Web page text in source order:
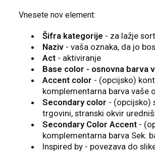
Vnesete nov element:
Šifra kategorije - za lažje
Naziv - vaša oznaka, da jo
Act - aktiviranje
Base color - osnovna barva
Accent color - (opcijsko)
komplementarna barva vaše
Secondary color - (opcijsko)
trgovini, stranski okvir
Secondary Color Accent -
komplementarna barva Sek.
Inspired by - povezava do